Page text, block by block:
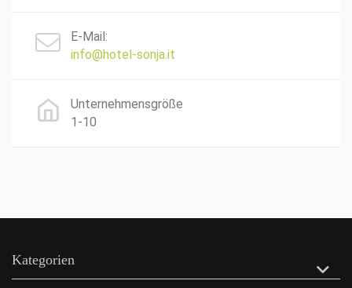
E-Mail:
info@hotel-sonja.it
Unternehmensgröße
1-10
Kategorien